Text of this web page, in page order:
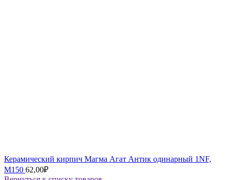
Керамический кирпич Магма Агат Антик одинарный 1NF,
М150 62,00₽